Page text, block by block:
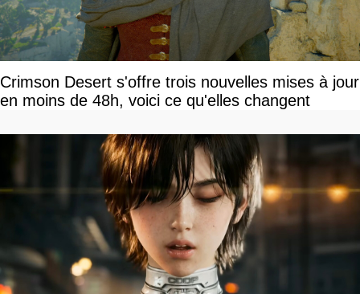
Crimson Desert s'offre trois nouvelles mises à jour
en moins de 48h, voici ce qu'elles changent